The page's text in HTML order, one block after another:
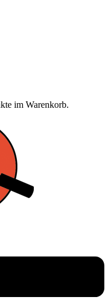
im Warenkorb.